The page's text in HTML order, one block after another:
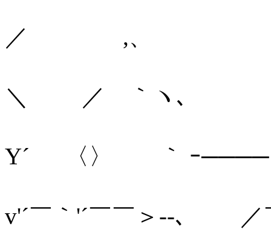
／ ,
＼ ／ ｀
Y´ 〈〉 ｀ ｰ────
v'´￣｀'´￣￣＞‐-､ ／